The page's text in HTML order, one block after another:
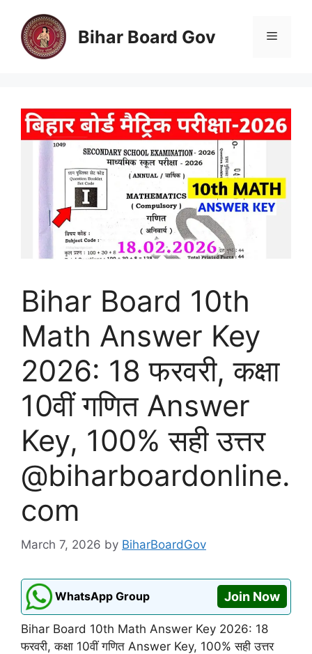
content
Bihar Board Gov Menu
Bihar Board 10th
Math Answer Key
2026: 18 फरवरी, कक्षा
10वीं गणित Answer
Key, 100% सही उत्तर
@biharboardonline.
com
March 7, 2026 by BiharBoardGov
WhatsApp Group Join Now
Bihar Board 10th Math Answer Key 2026: 18
फरवरी, कक्षा 10वीं गणित Answer Key, 100% सही उत्तर